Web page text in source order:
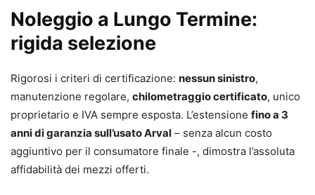
Noleggio a Lungo Termine:
rigida selezione
Rigorosi i criteri di certificazione: nessun sinistro,
manutenzione regolare, chilometraggio certificato, unico
proprietario e IVA sempre esposta. L’estensione fino a 3
anni di garanzia sull’usato Arval – senza alcun costo
aggiuntivo per il consumatore finale -, dimostra l’assoluta
affidabilità dei mezzi offerti.